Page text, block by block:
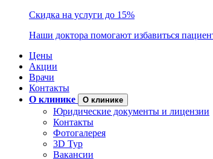
Скидка на услуги до 15%
Наши доктора помогают избавиться
Цены
Акции
Врачи
Контакты
О клинике
О клинике
Юридические документы и лицензии
Контакты
Фотогалерея
3D Тур
Вакансии